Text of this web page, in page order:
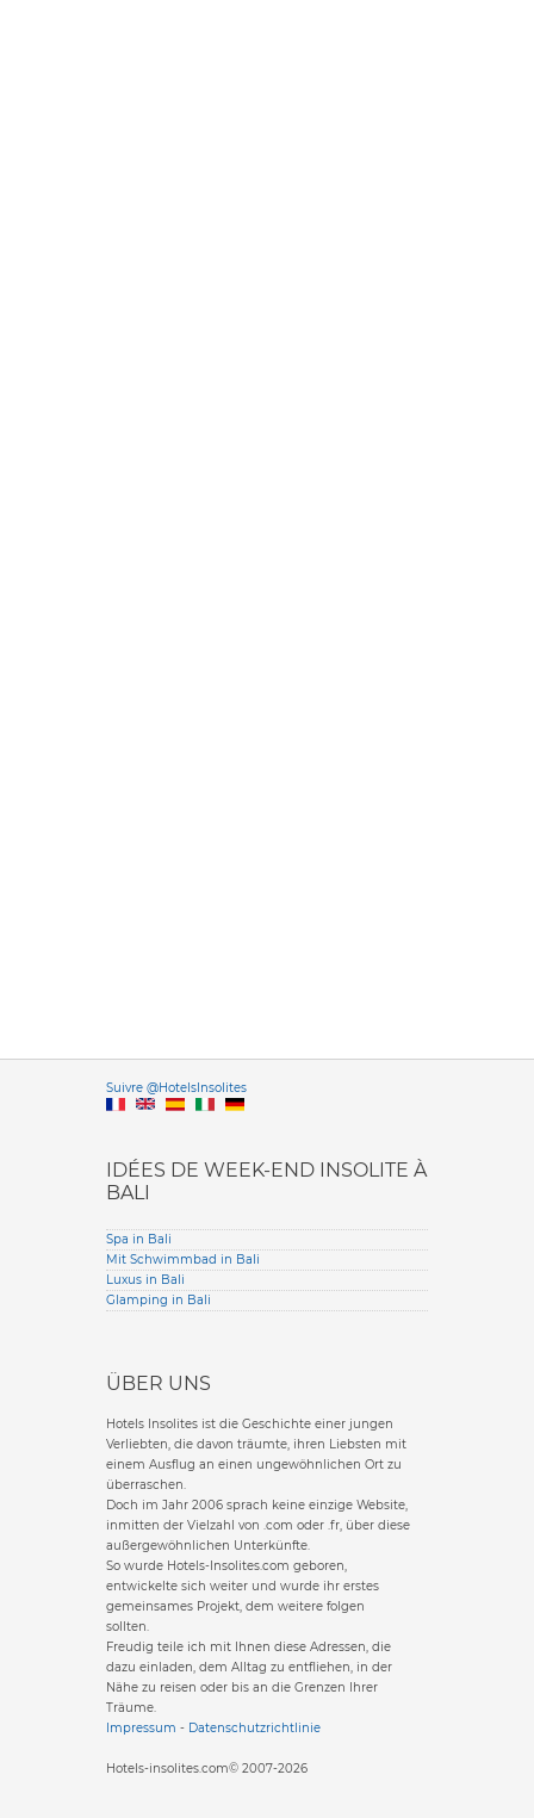
Suivre @HotelsInsolitesVersione
IDÉES DE WEEK-END INSOLITE À
BALI
Spa in Bali
Mit Schwimmbad in Bali
Luxus in Bali
Glamping in Bali
ÜBER UNS
Hotels Insolites ist die Geschichte einer jungen
Verliebten, die davon träumte, ihren Liebsten mit
einem Ausflug an einen ungewöhnlichen Ort zu
überraschen.
Doch im Jahr 2006 sprach keine einzige Website,
inmitten der Vielzahl von .com oder .fr, über diese
außergewöhnlichen Unterkünfte.
So wurde Hotels-Insolites.com geboren,
entwickelte sich weiter und wurde ihr erstes
gemeinsames Projekt, dem weitere folgen
sollten.
Freudig teile ich mit Ihnen diese Adressen, die
dazu einladen, dem Alltag zu entfliehen, in der
Nähe zu reisen oder bis an die Grenzen Ihrer
Träume.
Impressum - Datenschutzrichtlinie
Hotels-insolites.com© 2007-2026